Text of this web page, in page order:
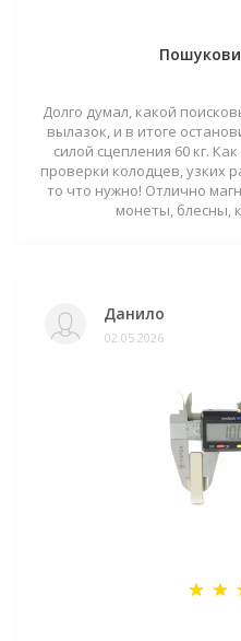
Долго думал, какой
вылазок, и в итоге
силой сцепления 60 кг.
проверки колодцев, узких
то что нужно! Отлично
монеты, блесны,
Данило
02.05.2026